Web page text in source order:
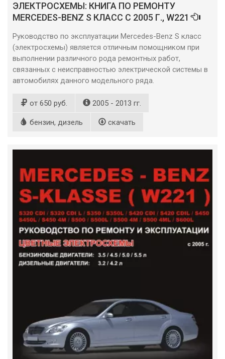
ЭЛЕКТРОСХЕМЫ: КНИГА ПО РЕМОНТУ
MERCEDES-BENZ S КЛАСС С 2005 Г., W221
Руководство по эксплуатации Mercedes-Benz S класс
(электросхемы) является отличным помощником при
выполнении различного рода ремонтных работ,
связанных с неисправностью электрической системы в
автомобилях данного модельного ряда.
от 650 руб. 2005 - 2013 гг.
бензин, дизель скачать